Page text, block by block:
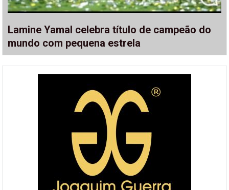
Lamine Yamal celebra título de campeão do
mundo com pequena estrela